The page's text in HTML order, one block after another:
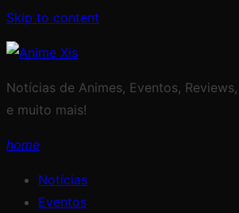
Skip to content
Notícias de Animes, Eventos,
e muito mais!
home
Notícias
Eventos